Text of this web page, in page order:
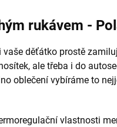
rukávem -
děťátko prostě
ale třeba i do
oblečení vybíráme to
vlastnosti